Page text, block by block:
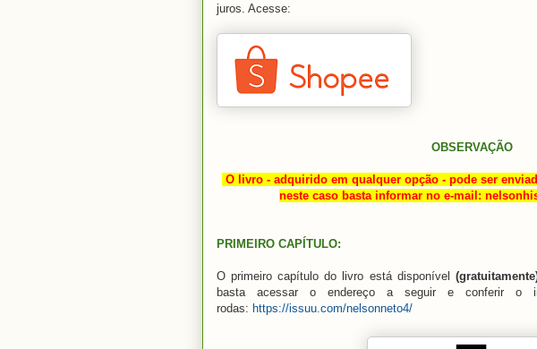
juros. Acesse:
OBSERVAÇÃO
O livro - adquirido em qualquer opção - pode ser
neste caso basta informar no e-mail:
PRIMEIRO CAPÍTULO:
O primeiro capítulo do livro está disponível
basta acessar o endereço a seguir e conferir o
rodas: https://issuu.com/nelsonneto4/